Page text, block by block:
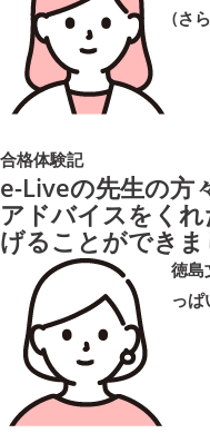
(さ
合格体験記
e-Liveの先生の方
アドバイスをく
げることができま
徳島
っ